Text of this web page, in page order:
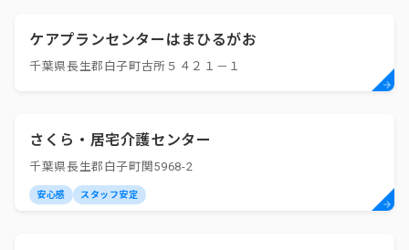
ケアプランセンターはまひるがお
千葉県長生郡白子町古所５４２１－１
さくら・居宅介護センター
千葉県長生郡白子町関5968-2
安心感 スタッフ安定